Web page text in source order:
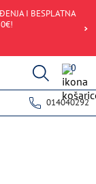
I BESPLATNA
0
014040292